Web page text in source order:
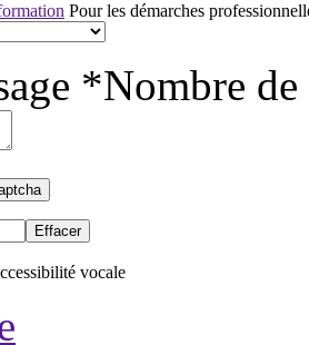
Pour les démarches
*Nombre
vocale